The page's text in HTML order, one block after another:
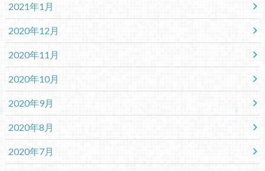
2021年1月
2020年12月
2020年11月
2020年10月
2020年9月
2020年8月
2020年7月